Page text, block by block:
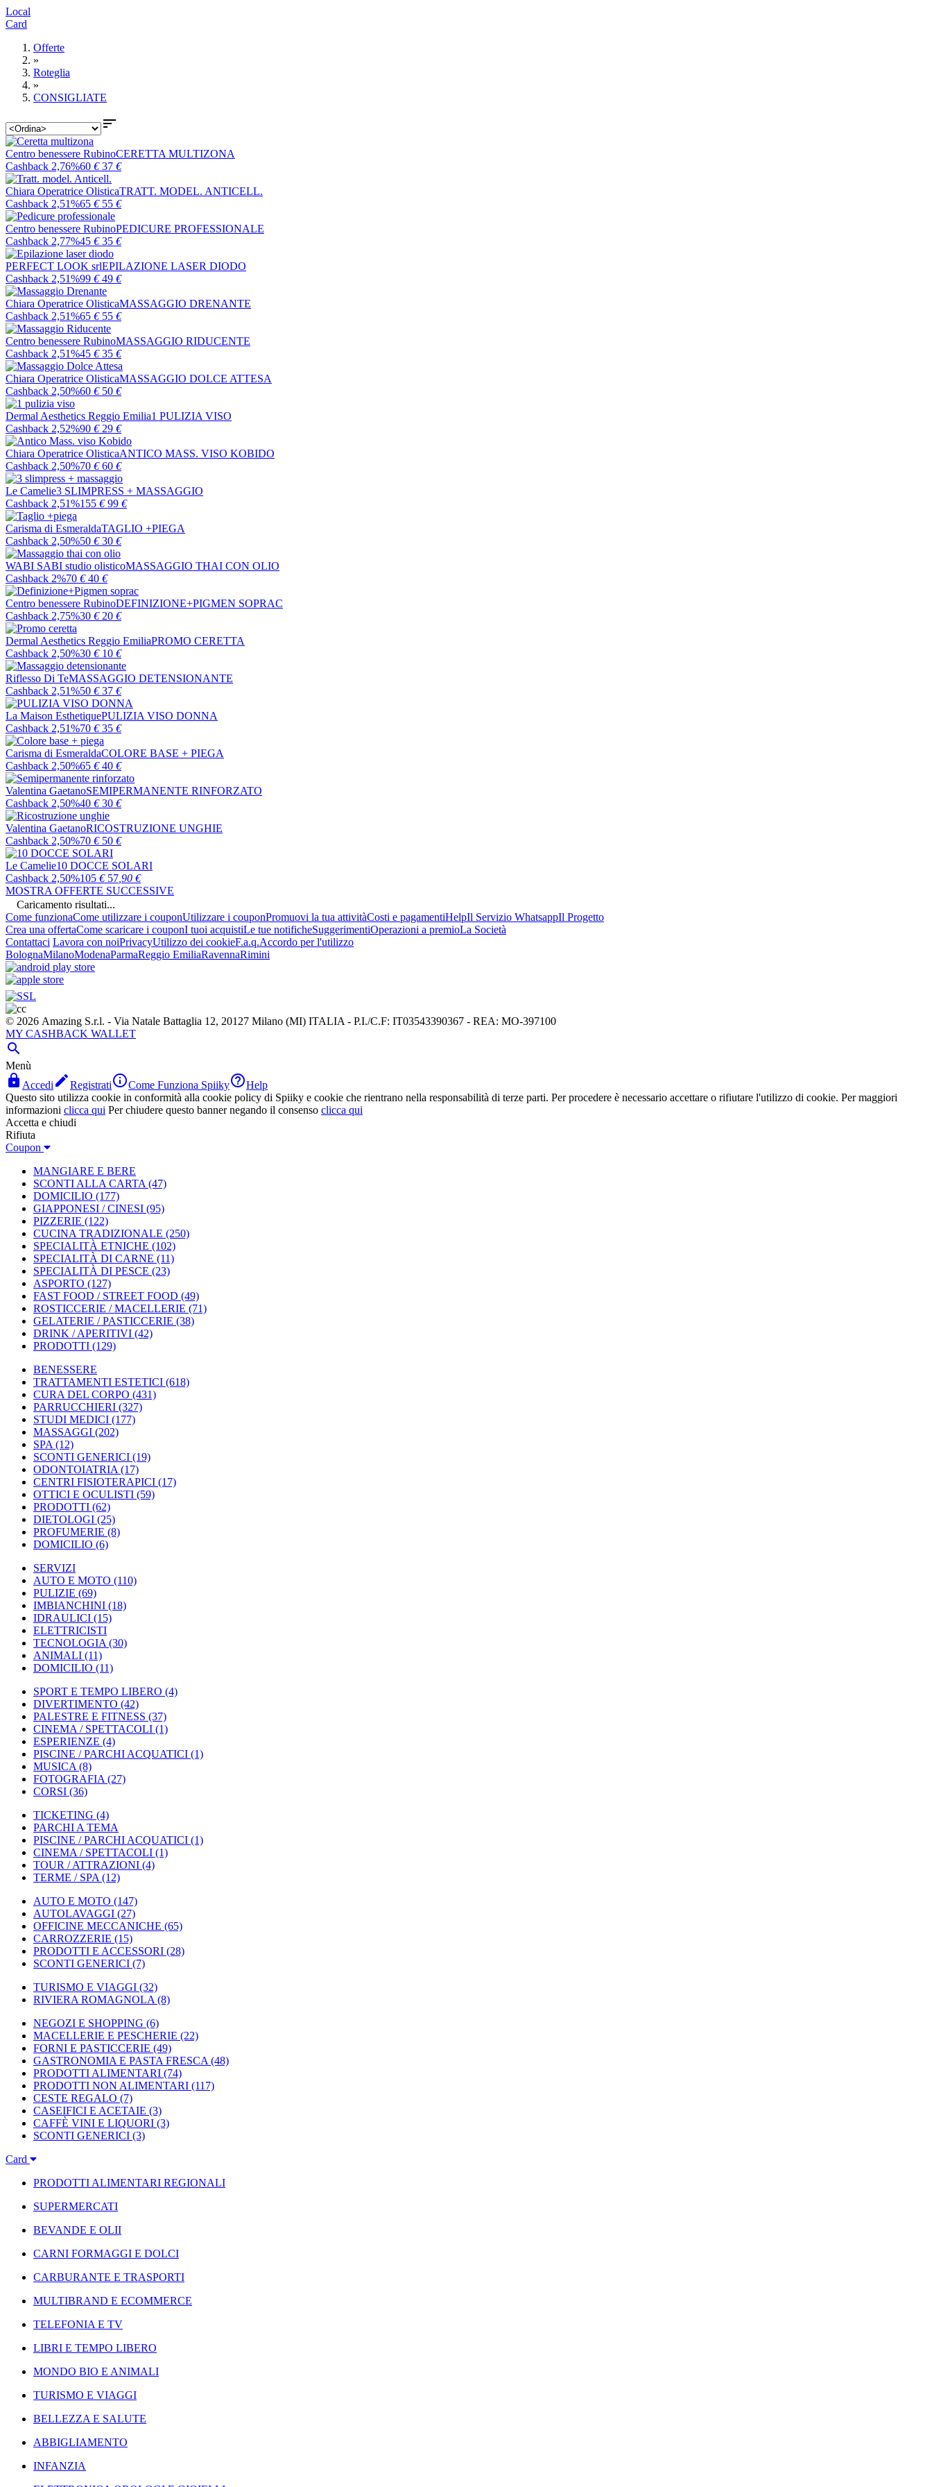
Local
Card
Offerte
»
Roteglia
»
CONSIGLIATE

Centro benessere RubinoCERETTA MULTIZONA
Cashback 2,76%60 € 37 €
Chiara Operatrice OlisticaTRATT. MODEL. ANTICELL.
Cashback 2,51%65 € 55 €
Centro benessere RubinoPEDICURE PROFESSIONALE
Cashback 2,77%45 € 35 €
PERFECT LOOK srlEPILAZIONE LASER DIODO
Cashback 2,51%99 € 49 €
Chiara Operatrice OlisticaMASSAGGIO DRENANTE
Cashback 2,51%65 € 55 €
Centro benessere RubinoMASSAGGIO RIDUCENTE
Cashback 2,51%45 € 35 €
Chiara Operatrice OlisticaMASSAGGIO DOLCE ATTESA
Cashback 2,50%60 € 50 €
Dermal Aesthetics Reggio Emilia1 PULIZIA VISO
Cashback 2,52%90 € 29 €
Chiara Operatrice OlisticaANTICO MASS. VISO KOBIDO
Cashback 2,50%70 € 60 €
Le Camelie3 SLIMPRESS + MASSAGGIO
Cashback 2,51%155 € 99 €
Carisma di EsmeraldaTAGLIO +PIEGA
Cashback 2,50%50 € 30 €
WABI SABI studio olisticoMASSAGGIO THAI CON OLIO
Cashback 2%70 € 40 €
Centro benessere RubinoDEFINIZIONE+PIGMEN SOPRAC
Cashback 2,75%30 € 20 €
Dermal Aesthetics Reggio EmiliaPROMO CERETTA
Cashback 2,50%30 € 10 €
Riflesso Di TeMASSAGGIO DETENSIONANTE
Cashback 2,51%50 € 37 €
La Maison EsthetiquePULIZIA VISO DONNA
Cashback 2,51%70 € 35 €
Carisma di EsmeraldaCOLORE BASE + PIEGA
Cashback 2,50%65 € 40 €
Valentina GaetanoSEMIPERMANENTE RINFORZATO
Cashback 2,50%40 € 30 €
Valentina GaetanoRICOSTRUZIONE UNGHIE
Cashback 2,50%70 € 50 €
Le Camelie10 DOCCE SOLARI
Cashback 2,50%105 € 57 ,90 €
MOSTRA OFFERTE SUCCESSIVE
Caricamento risultati...
Come funzionaCome utilizzare i couponUtilizzare i couponPromuovi la tua attivitàCosti e pagamentiHelpIl Servizio WhatsappIl Progetto
Crea una offertaCome scaricare i couponI tuoi acquistiLe tue notificheSuggerimentiOperazioni a premioLa Società
Contattaci Lavora con noiPrivacyUtilizzo dei cookieF.a.q.Accordo per l'utilizzo
BolognaMilanoModenaParmaReggio EmiliaRavennaRimini
© 2026 Amazing S.r.l. - Via Natale Battaglia 12, 20127 Milano (MI) ITALIA - P.I./C.F: IT03543390367 - REA: MO-397100
MY CASHBACK WALLET

Menù
 Accedi RegistratiCome Funziona SpiikyHelp
Questo sito utilizza cookie in conformità alla cookie policy di Spiiky e cookie che rientrano nella responsabilità di terze parti. Per procedere è necessario accettare o rifiutare l'utilizzo di cookie. Per maggiori
informazioni clicca qui Per chiudere questo banner negando il consenso clicca qui
Accetta e chiudi
Rifiuta
Coupon
MANGIARE E BERE
SCONTI ALLA CARTA (47)
DOMICILIO (177)
GIAPPONESI / CINESI (95)
PIZZERIE (122)
CUCINA TRADIZIONALE (250)
SPECIALITÀ ETNICHE (102)
SPECIALITÀ DI CARNE (11)
SPECIALITÀ DI PESCE (23)
ASPORTO (127)
FAST FOOD / STREET FOOD (49)
ROSTICCERIE / MACELLERIE (71)
GELATERIE / PASTICCERIE (38)
DRINK / APERITIVI (42)
PRODOTTI (129)
BENESSERE
TRATTAMENTI ESTETICI (618)
CURA DEL CORPO (431)
PARRUCCHIERI (327)
STUDI MEDICI (177)
MASSAGGI (202)
SPA (12)
SCONTI GENERICI (19)
ODONTOIATRIA (17)
CENTRI FISIOTERAPICI (17)
OTTICI E OCULISTI (59)
PRODOTTI (62)
DIETOLOGI (25)
PROFUMERIE (8)
DOMICILIO (6)
SERVIZI
AUTO E MOTO (110)
PULIZIE (69)
IMBIANCHINI (18)
IDRAULICI (15)
ELETTRICISTI
TECNOLOGIA (30)
ANIMALI (11)
DOMICILIO (11)
SPORT E TEMPO LIBERO (4)
DIVERTIMENTO (42)
PALESTRE E FITNESS (37)
CINEMA / SPETTACOLI (1)
ESPERIENZE (4)
PISCINE / PARCHI ACQUATICI (1)
MUSICA (8)
FOTOGRAFIA (27)
CORSI (36)
TICKETING (4)
PARCHI A TEMA
PISCINE / PARCHI ACQUATICI (1)
CINEMA / SPETTACOLI (1)
TOUR / ATTRAZIONI (4)
TERME / SPA (12)
AUTO E MOTO (147)
AUTOLAVAGGI (27)
OFFICINE MECCANICHE (65)
CARROZZERIE (15)
PRODOTTI E ACCESSORI (28)
SCONTI GENERICI (7)
TURISMO E VIAGGI (32)
RIVIERA ROMAGNOLA (8)
NEGOZI E SHOPPING (6)
MACELLERIE E PESCHERIE (22)
FORNI E PASTICCERIE (49)
GASTRONOMIA E PASTA FRESCA (48)
PRODOTTI ALIMENTARI (74)
PRODOTTI NON ALIMENTARI (117)
CESTE REGALO (7)
CASEIFICI E ACETAIE (3)
CAFFÈ VINI E LIQUORI (3)
SCONTI GENERICI (3)
Card
PRODOTTI ALIMENTARI REGIONALI
SUPERMERCATI
BEVANDE E OLII
CARNI FORMAGGI E DOLCI
CARBURANTE E TRASPORTI
MULTIBRAND E ECOMMERCE
TELEFONIA E TV
LIBRI E TEMPO LIBERO
MONDO BIO E ANIMALI
TURISMO E VIAGGI
BELLEZZA E SALUTE
ABBIGLIAMENTO
INFANZIA